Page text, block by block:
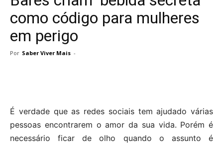
como código para mulheres
em perigo
Por Saber Viver Mais -
É verdade que as redes sociais tem ajudado várias
pessoas encontrarem o amor da sua vida. Porém é
necessário ficar de olho quando o assunto é